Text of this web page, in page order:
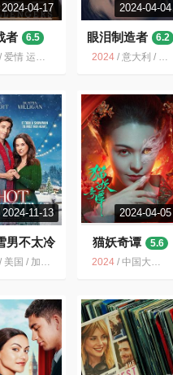
2024-04-17
者
6.5
爱情 运动 体育 青春 网球
2024-04-04
眼泪制造者
6.2
2024/ 意大利 / 剧情 爱情 惊悚
2024-11-13
男不太冷
6.0
美国 / 加拿大 / 喜剧 爱情 奇幻
2024-04-05
猫妖奇谭
5.6
2024/ 中国大陆 / 爱情 奇幻